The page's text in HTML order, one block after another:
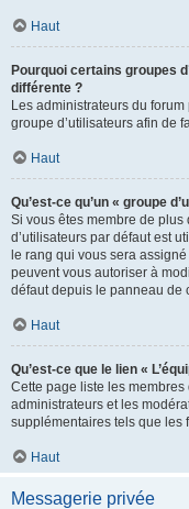
Haut
Pourquoi certains groupes
différente ?
Les administrateurs du
groupe d’utilisateurs afin de
Haut
Qu’est-ce qu’un « groupe
Si vous êtes membre de plus
d’utilisateurs par défaut est
le rang qui vous sera
peuvent vous autoriser à
défaut depuis le panneau de
Haut
Qu’est-ce que le lien «
Cette page liste les
administrateurs et les
supplémentaires tels que les
Haut
Messagerie privée